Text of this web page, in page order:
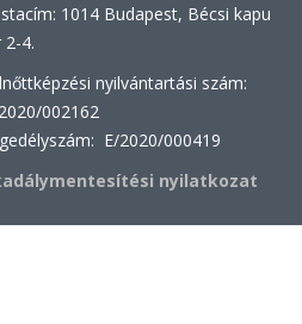
e-
1014 Budapest, Bécsi kapu
2-4.
nyilvántartási szám:
002162
E/2020/000419
nyilatkozat